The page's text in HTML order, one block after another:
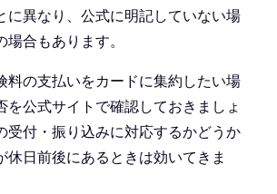
に異なり、公式に明記していない場
合もあります。
料の支払いをカードに集約したい場
を公式サイトで確認しておきましょ
受付・振り込みに対応するかどうか
休日前後にあるときは効いてきま